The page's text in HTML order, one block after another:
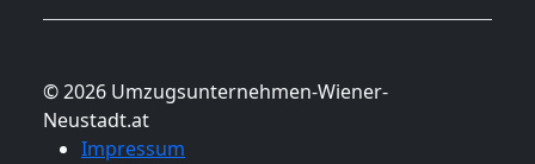
© 2026 Umzugsunternehmen-Wiener-
Neustadt.at
Impressum